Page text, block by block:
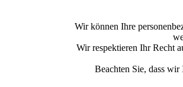
Wir können Ihre
Wir respektieren Ihr Recht
Beachten Sie, dass